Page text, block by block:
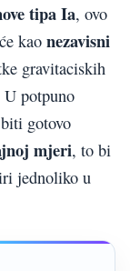
tipa Ia, ovo
kao nezavisni
gravitaciskih
potpuno
gotovo
mjeri, to bi
jednoliko u